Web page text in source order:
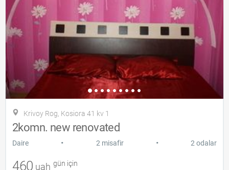
Krivoy Rog, Kosiora 41 kv 1
2komn. new renovated
Daire • 2 misafir • 2 odalar
460 uah gün için